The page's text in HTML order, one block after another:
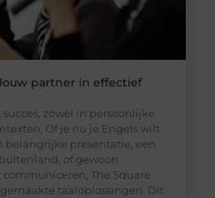
partner in effectief
zowel in persoonlijke
Of je nu je Engels wilt
belangrijke presentatie, een
of gewoon
The Square
taaloplossingen. Dit